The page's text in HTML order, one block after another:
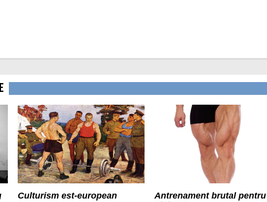
Culturism est-european
Antrenament brutal pentru